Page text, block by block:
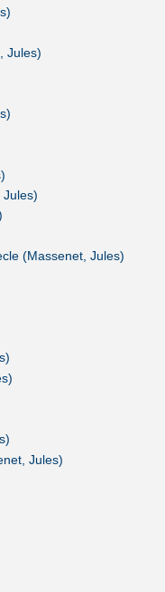
Jules)
Jules)
(Massenet, Jules)
Jules)